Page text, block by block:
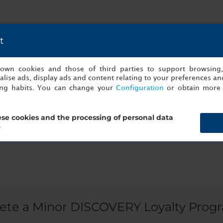
con un tranquilo tour privado y guiado por Bosco in Città,
praderas, senderos, canales y jardines urbanos. Este
para que disfrutes de un día perfecto adentrándote
hotel para que entres en ambiente antes o después de esta
accompanied by a local guide for two.
a Minor DISCOVERY Loyalty
cookies and those of third parties to support
ads, display ads and content relating to your preferences
habits. You can change your Configuration or obtain
cookies and the processing of personal data